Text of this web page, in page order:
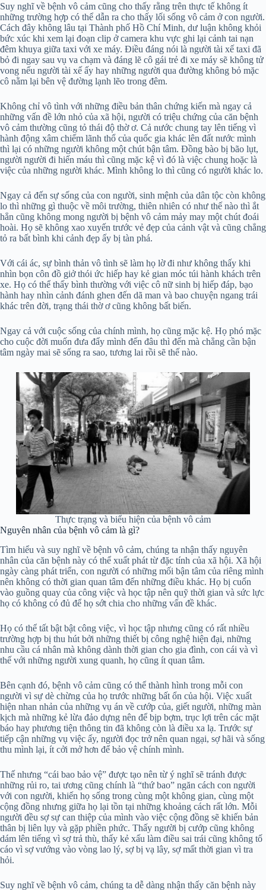
Suy nghĩ về bệnh vô cảm cũng cho thấy rằng trên thực tế không ít
những trường hợp có thể dẫn ra cho thấy lối sống vô cảm ở con người.
Cách đây không lâu tại Thành phố Hồ Chí Minh, dư luận không khỏi
bức xúc khi xem lại đoạn clip ở camera khu vực ghi lại cảnh tai nạn
đêm khuya giữa taxi với xe máy. Điều đáng nói là người tài xế taxi đã
bỏ đi ngay sau vụ va chạm và đáng lẽ cô gái trẻ đi xe máy sẽ không tử
vong nếu người tài xế ấy hay những người qua đường không bỏ mặc
cô nằm lại bên vệ đường lạnh lẽo trong đêm.
Không chỉ vô tình với những điều bản thân chứng kiến mà ngay cả
những vấn đề lớn nhỏ của xã hội, người có triệu chứng của căn bệnh
vô cảm thường cũng tỏ thái độ thờ ơ. Cả nước chung tay lên tiếng vì
hành động xâm chiếm lãnh thổ của quốc gia khác lên đất nước mình
thì lại có những người không một chút bận tâm. Đồng bào bị bão lụt,
người người đi hiến máu thì cũng mặc kệ vì đó là việc chung hoặc là
việc của những người khác. Mình không lo thì cũng có người khác lo.
Ngay cả đến sự sống của con người, sinh mệnh của dân tộc còn không
lo thì những gì thuộc về môi trường, thiên nhiên có như thế nào thì ắt
hẳn cũng không mong người bị bệnh vô cảm mảy may một chút đoái
hoài. Họ sẽ không xao xuyến trước vẻ đẹp của cảnh vật và cũng chẳng
tỏ ra bất bình khi cảnh đẹp ấy bị tàn phá.
Với cái ác, sự bình thản vô tình sẽ làm họ lờ đi như không thấy khi
nhìn bọn côn đồ giở thói ức hiếp hay kẻ gian móc túi hành khách trên
xe. Họ có thể thấy bình thường với việc cô nữ sinh bị hiếp đáp, bạo
hành hay nhìn cảnh đánh ghen đến dã man và bao chuyện ngang trái
khác trên đời, trạng thái thờ ơ cũng không bất biến.
Ngay cả với cuộc sống của chính mình, họ cũng mặc kệ. Họ phó mặc
cho cuộc đời muốn đưa đẩy mình đến đâu thì đến mà chẳng cần bận
tâm ngày mai sẽ sống ra sao, tương lai rồi sẽ thế nào.
Thực trạng và biểu hiện của bệnh vô cảm
Nguyên nhân của bệnh vô cảm là gì?
Tìm hiểu và suy nghĩ về bệnh vô cảm, chúng ta nhận thấy nguyên
nhân của căn bệnh này có thể xuất phát từ đặc tính của xã hội. Xã hội
ngày càng phát triển, con người có những mối bận tâm của riêng mình
nên không có thời gian quan tâm đến những điều khác. Họ bị cuốn
vào guồng quay của công việc và học tập nên quỹ thời gian và sức lực
họ có không có đủ để họ sớt chia cho những vấn đề khác.
Họ có thể tất bật bật công việc, vì học tập nhưng cũng có rất nhiều
trường hợp bị thu hút bởi những thiết bị công nghệ hiện đại, những
nhu cầu cá nhân mà không dành thời gian cho gia đình, con cái và vì
thế với những người xung quanh, họ cũng ít quan tâm.
Bên cạnh đó, bệnh vô cảm cũng có thể thành hình trong mỗi con
người vì sự dè chừng của họ trước những bất ổn của hội. Việc xuất
hiện nhan nhản của những vụ án về cướp của, giết người, những màn
kịch mà những kẻ lừa đảo dựng nên để bịp bợm, trục lợi trên các mặt
báo hay phương tiện thông tin đã không còn là điều xa lạ. Trước sự
tiếp cận những vụ việc ấy, người đọc trở nên quan ngại, sợ hãi và sống
thu mình lại, ít cởi mở hơn để bảo vệ chính mình.
Thế nhưng “cái bao bảo vệ” được tạo nên từ ý nghĩ sẽ tránh được
những rủi ro, tai ương cũng chính là “thứ bao” ngăn cách con người
với con người, khiến họ sống trong cùng một không gian, cùng một
cộng đồng nhưng giữa họ lại tồn tại những khoảng cách rất lớn. Mỗi
người đều sợ sự can thiệp của mình vào việc cộng đồng sẽ khiến bản
thân bị liên lụy và gặp phiền phức. Thấy người bị cướp cũng không
dám lên tiếng vì sợ trả thù, thấy kẻ xấu làm điều sai trái cũng không tố
cáo vì sợ vướng vào vòng lao lý, sợ bị vạ lây, sợ mất thời gian vì tra
hỏi.
Suy nghĩ về bệnh vô cảm, chúng ta dễ dàng nhận thấy căn bệnh này